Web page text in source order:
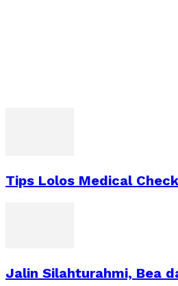
Tips Lolos Medical
Jalin Silahturahmi, Bea